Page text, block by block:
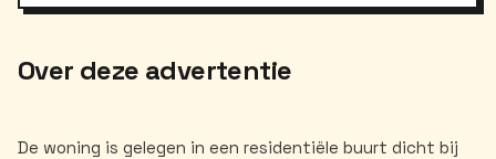
Over deze advertentie
De woning is gelegen in een residentiële buurt dicht bij